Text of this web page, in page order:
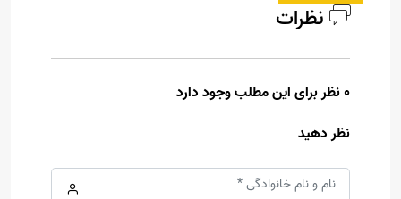
نظرات
0 نظر برای این مطلب وجود دارد
نظر دهید